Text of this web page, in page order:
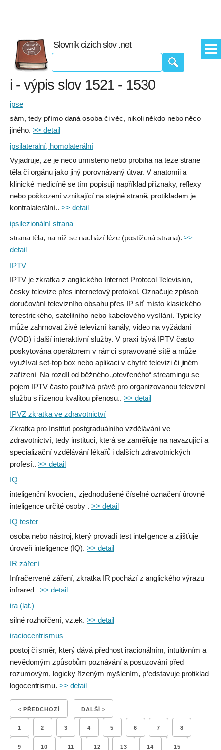
Slovník cizích slov .net
i - výpis slov 1521 - 1530
ipse
sám, tedy přímo daná osoba či věc, nikoli někdo nebo něco
jiného. >> detail
ipsilaterální, homolaterální
Vyjadřuje, že je něco umístěno nebo probíhá na téže straně
těla či orgánu jako jiný porovnávaný útvar. V anatomii a
klinické medicíně se tím popisují například příznaky, reflexy
nebo poškození vznikající na stejné straně, protikladem je
kontralaterální.. >> detail
ipsilezionální strana
strana těla, na níž se nachází léze (postižená strana). >>
detail
IPTV
IPTV je zkratka z anglického Internet Protocol Television,
česky televize přes internetový protokol. Označuje způsob
doručování televizního obsahu přes IP síť místo klasického
terestrického, satelitního nebo kabelového vysílání. Typicky
může zahrnovat živé televizní kanály, video na vyžádání
(VOD) i další interaktivní služby. V praxi bývá IPTV často
poskytována operátorem v rámci spravované sítě a může
využívat set-top box nebo aplikaci v chytré televizi či jiném
zařízení. Na rozdíl od běžného „otevřeného“ streamingu se
pojem IPTV často používá právě pro organizovanou televizní
službu s řízenou kvalitou přenosu.. >> detail
IPVZ zkratka ve zdravotnictví
Zkratka pro Institut postgraduálního vzdělávání ve
zdravotnictví, tedy instituci, která se zaměřuje na navazující a
specializační vzdělávání lékařů i dalších zdravotnických
profesí.. >> detail
IQ
inteligenční kvocient, zjednodušené číselné označení úrovně
inteligence určité osoby . >> detail
IQ tester
osoba nebo nástroj, který provádí test inteligence a zjišťuje
úroveň inteligence (IQ). >> detail
IR záření
Infračervené záření, zkratka IR pochází z anglického výrazu
infrared.. >> detail
ira (lat.)
silné rozhořčení, vztek. >> detail
iraciocentrismus
postoj či směr, který dává přednost iracionálním, intuitivním a
nevědomým způsobům poznávání a posuzování před
rozumovým, logicky řízeným myšlením, představuje protiklad
logocentrismu. >> detail
< PŘEDCHOZÍ DALŠÍ >
1 2 3 4 5 6 7 8
9 10 11 12 13 14 15